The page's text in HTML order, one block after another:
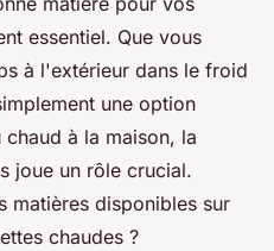
essentiel. Que vous
à l'extérieur dans le froid
une option
à la maison, la
joue un rôle crucial.
matières disponibles sur
chaudes ?